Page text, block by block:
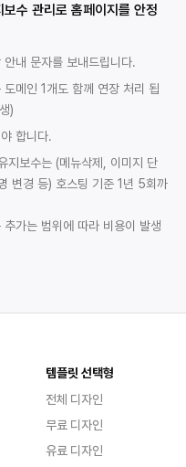
수 관리로 홈페이지를 안정
내 문자를 보내드립니다.
메인 1개도 함께 연장 처리 됩
)
합니다.
지보수는 (메뉴삭제, 이미지 단
변경 등) 호스팅 기준 1년 5회까
가는 범위에 따라 비용이 발생
템플릿 선택형
전체 디자인
무료 디자인
유료 디자인